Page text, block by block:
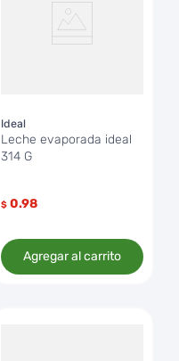
Ideal
Leche evaporada ideal
314 G
$ 0.98
Agregar al carrito